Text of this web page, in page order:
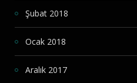
Şubat 2018
Ocak 2018
Aralık 2017